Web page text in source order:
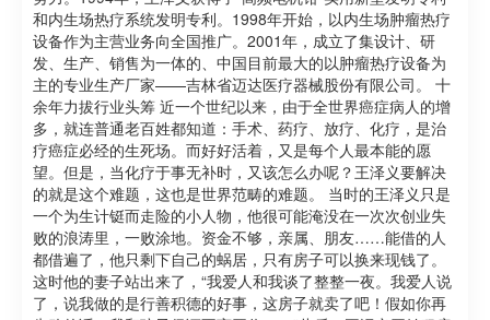
和内生场热疗系统发明专利。1998年开始，以内生场肿瘤热疗
设备作为主营业务向全国推广。2001年，成立了集设计、研
发、生产、销售为一体的、中国目前最大的以肿瘤热疗设备为
主的专业生产厂家——吉林省迈达医疗器械股份有限公司。 十
余年力拔行业头筹 近一个世纪以来，由于全世界癌症病人的增
多，就连普通老百姓都知道：手术、药疗、放疗、化疗，是治
疗癌症必经的生死场。而好好活着，又是每个人最本能的愿
望。但是，当化疗于事无补时，又该怎么办呢？王泽义要解决
的就是这个难题，这也是世界范畴的难题。 当时的王泽义只是
一个为生计铤而走险的小人物，他很可能淹没在一次次创业失
败的浪涛里，一败涂地。资金不够，亲属、朋友……能借的人
都借遍了，他只剩下自己的蜗居，只有房子可以换来现钱了。
这时他的妻子站出来了，“我爱人和我谈了整整一夜。我爱人说
了，说我做的是行善积德的好事，这房子就卖了吧！假如你再